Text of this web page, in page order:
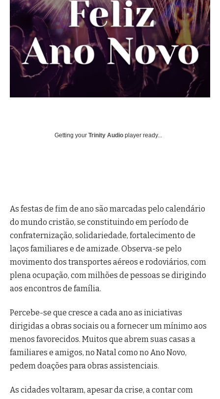
Getting your Trinity Audio player ready...
As festas de fim de ano são marcadas pelo calendário
do mundo cristão, se constituindo em período de
confraternização, solidariedade, fortalecimento de
laços familiares e de amizade. Observa-se pelo
movimento dos transportes aéreos e rodoviários, com
plena ocupação, com milhões de pessoas se dirigindo
aos encontros de família.
Percebe-se que cresce a cada ano as iniciativas
dirigidas a obras sociais ou a fornecer um mínimo aos
menos favorecidos. Muitos que abrem suas casas a
familiares e amigos, no Natal como no Ano Novo,
pedem doações para obras assistenciais.
As cidades voltaram, apesar da crise, a contar com